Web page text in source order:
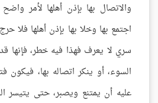
والاتصال بها بإذن أهلها لأمر
اجتمع بها وخلا بها بإذن أهلها فلا
سري لا يعرف فهذا فيه خطر، فإنها
السوء، أو ينكر اتصاله بها، فيكون
عليه أن يمتنع ويصبر، حتى يتيسر